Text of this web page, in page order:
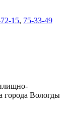
15, 75-33-49
города Вологды